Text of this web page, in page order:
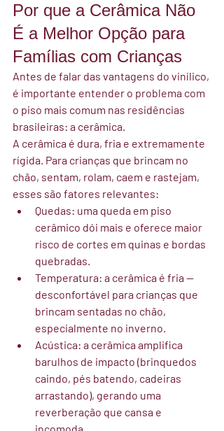
Por que a Cerâmica Não
É a Melhor Opção para
Famílias com Crianças
Antes de falar das vantagens do vinílico,
é importante entender o problema com
o piso mais comum nas residências
brasileiras: a cerâmica.
A cerâmica é dura, fria e extremamente
rígida. Para crianças que brincam no
chão, sentam, rolam, caem e rastejam,
esses são fatores relevantes:
Quedas: uma queda em piso
cerâmico dói mais e oferece maior
risco de cortes em quinas e bordas
quebradas.
Temperatura: a cerâmica é fria —
desconfortável para crianças que
brincam sentadas no chão,
especialmente no inverno.
Acústica: a cerâmica amplifica
barulhos de impacto (brinquedos
caindo, pés batendo, cadeiras
arrastando), gerando uma
reverberação que cansa e